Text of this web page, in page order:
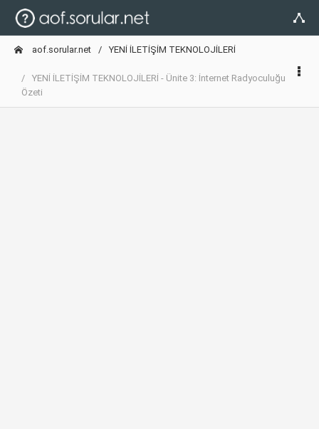
aof.sorular.net YENİ İLETİŞİM TEKNOLOJİLERİ
YENİ İLETİŞİM TEKNOLOJİLERİ - Ünite 3: İnternet Radyoculuğu
Özeti